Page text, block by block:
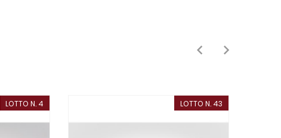
LOTTO N. 4 LOTTO N. 43